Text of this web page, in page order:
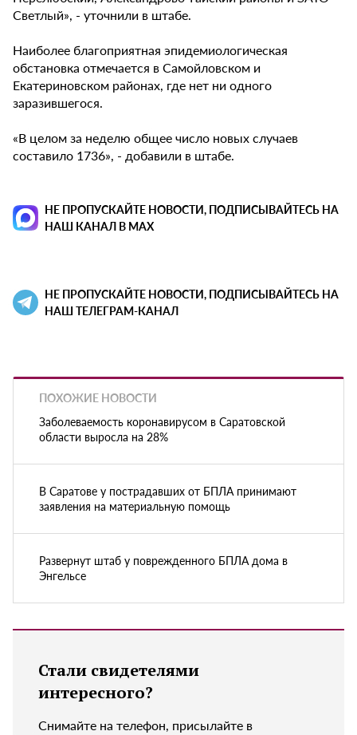
Светлый», - уточнили в штабе.
Наиболее благоприятная эпидемиологическая
обстановка отмечается в Самойловском и
Екатериновском районах, где нет ни одного
заразившегося.
«В целом за неделю общее число новых случаев
составило 1736», - добавили в штабе.
НЕ ПРОПУСКАЙТЕ НОВОСТИ, ПОДПИСЫВАЙТЕСЬ НА
НАШ КАНАЛ В MAX
НЕ ПРОПУСКАЙТЕ НОВОСТИ, ПОДПИСЫВАЙТЕСЬ НА
НАШ ТЕЛЕГРАМ-КАНАЛ
ПОХОЖИЕ НОВОСТИ
Заболеваемость коронавирусом в Саратовской
области выросла на 28%
В Саратове у пострадавших от БПЛА принимают
заявления на материальную помощь
Развернут штаб у поврежденного БПЛА дома в
Энгельсе
Стали свидетелями
интересного?
Снимайте на телефон, присылайте в